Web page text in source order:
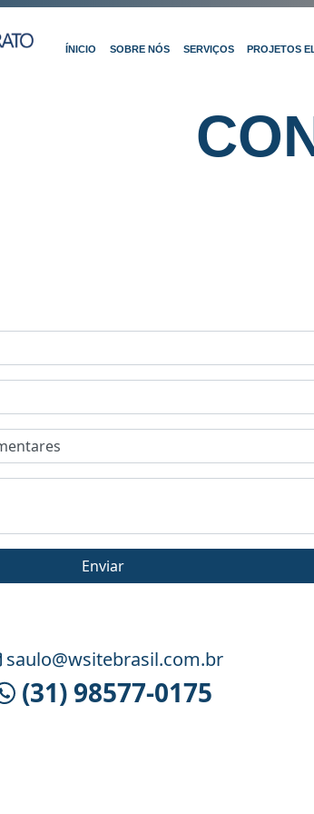
ÍNICIO SOBRE NÓS SERVIÇOS PROJETOS
Enviar
saulo@wsitebrasil.com.br
(31) 98577-0175